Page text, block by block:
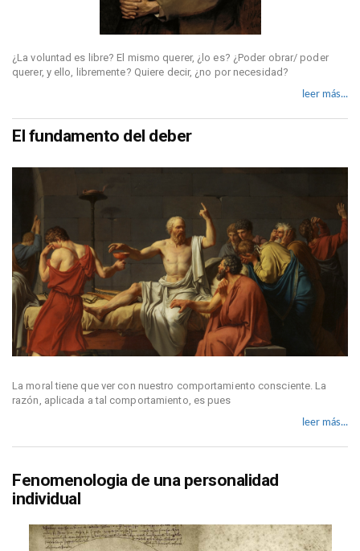
¿La voluntad es libre? El mismo querer, ¿lo es? ¿Poder obrar/ poder
querer, y ello, libremente? Quiere decir, ¿no por necesidad?
leer más...
El fundamento del deber
La moral tiene que ver con nuestro comportamiento consciente. La
razón, aplicada a tal comportamiento, es pues
leer más...
Fenomenologia de una personalidad
individual